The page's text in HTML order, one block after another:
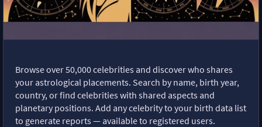
Browse over 50,000 celebrities and discover who shares
your astrological placements. Search by name, birth year,
country, or find celebrities with shared aspects and
planetary positions. Add any celebrity to your birth data list
to generate reports — available to registered users.